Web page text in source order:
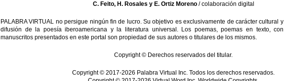
C. Feito, H. Rosales y E. Ortiz Moreno/ colaboración digital
PALABRA VIRTUAL no persigue ningún fin de lucro. Su objetivo es exclusivamente de carácter cultural
difusión de la poesía iberoamericana y la literatura universal. Los poemas, poemas en texto,
manuscritos presentados en este portal son propiedad de sus autores o titulares de los mismos.
Copyright © Derechos reservados del titular.
Copyright © 2017-2026 Palabra Virtual Inc. Todos los derechos reservados.